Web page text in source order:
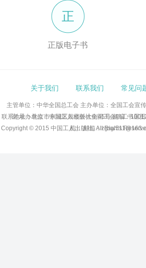
正
正版电子书
关于我们 联系我们 常见问
主管单位：中华全国总工会 主办单位：全国工会宣
室承办单位：中国工人出版社全国工会职工书屋
联系地址：北京市东城区鼓楼外大街45号 邮编：
机） 邮箱：
Copyright © 2015 中国工人出版社, All Rights